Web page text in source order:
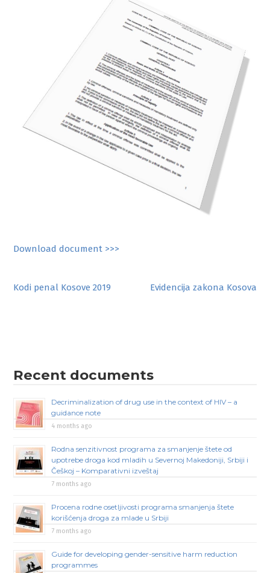
Download document >>>
Post
Kodi penal Kosove 2019 Evidencija zakona Kosova
Recent documents
Decriminalization of drug use in the context of HIV – a
guidance note
4 months ago
Rodna senzitivnost programa za smanjenje štete od
upotrebe droga kod mladih u Severnoj Makedoniji, Srbiji i
Češkoj – Komparativni izveštaj
7 months ago
Procena rodne osetljivosti programa smanjenja štete
korišćenja droga za mlade u Srbiji
7 months ago
Guide for developing gender-sensitive harm reduction
programmes